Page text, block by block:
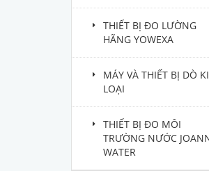
THIẾT BỊ ĐO LƯỜNG
HÃNG YOWEXA
MÁY VÀ THIẾT BỊ DÒ
LOẠI
THIẾT BỊ ĐO MÔI
TRƯỜNG NƯỚC
WATER